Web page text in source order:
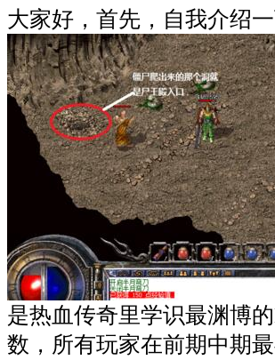
大家好，首先，自我介绍
是热血传奇里学识最渊博
数，所有玩家在前期中期